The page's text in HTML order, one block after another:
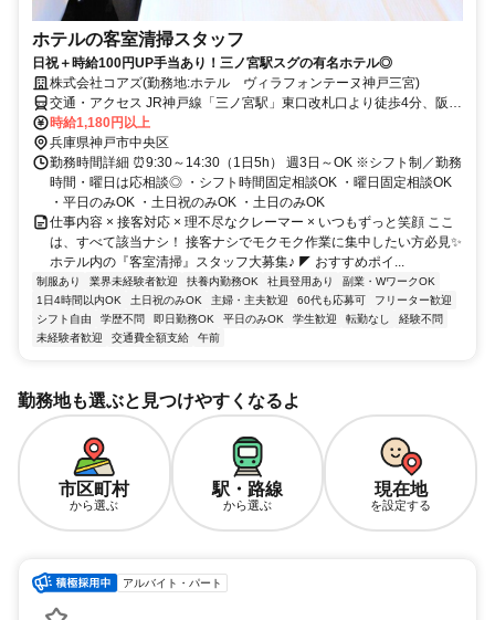
ホテルの客室清掃スタッフ
日祝＋時給100円UP手当あり！三ノ宮駅スグの有名ホテル◎
株式会社コアズ(勤務地:ホテル ヴィラフォンテーヌ神戸三宮)
交通・アクセス JR神戸線「三ノ宮駅」東口改札口より徒歩4分、阪
急・阪神「神戸三宮駅」東改札口より徒歩5～7分
時給1,180円以上
兵庫県神戸市中央区
勤務時間詳細 ⏰9:30～14:30（1日5h） 週3日～OK ※シフト制／勤務
時間・曜日は応相談◎ ・シフト時間固定相談OK ・曜日固定相談OK
・平日のみOK ・土日祝のみOK ・土日のみOK
仕事内容 × 接客対応 × 理不尽なクレーマー × いつもずっと笑顔 ここ
は、すべて該当ナシ！ 接客ナシでモクモク作業に集中したい方必見✨
ホテル内の『客室清掃』スタッフ大募集♪ ◤ おすすめポイ...
制服あり 業界未経験者歓迎 扶養内勤務OK 社員登用あり
副業・WワークOK
1日4時間以内OK
土日祝のみOK 主婦・主夫歓迎 60代も応募可
フリーター歓迎
シフト自由
学歴不問 即日勤務OK 平日のみOK 学生歓迎 転勤なし
経験不問
未経験者歓迎
交通費全額支給 午前
勤務地も選ぶと見つけやすくなるよ
市区町村
から選ぶ
駅・路線
から選ぶ
現在地
を設定する
アルバイト・パート